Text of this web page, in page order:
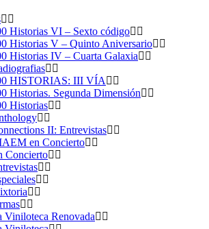
Historias VI – Sexto código
Historias V – Quinto Aniversario
Historias IV – Cuarta Galaxia
HISTORIAS: III VÍA
Historias. Segunda Dimensión
Historias
II: Entrevistas
en Concierto
Concierto
Viniloteca Renovada